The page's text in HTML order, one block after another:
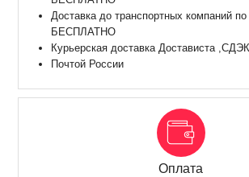
Доставка до транспортных компаний
БЕСПЛАТНО
Курьерская доставка Достависта
Почтой России
Оплата